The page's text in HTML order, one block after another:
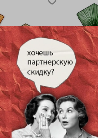
West by
Studio
Aqua